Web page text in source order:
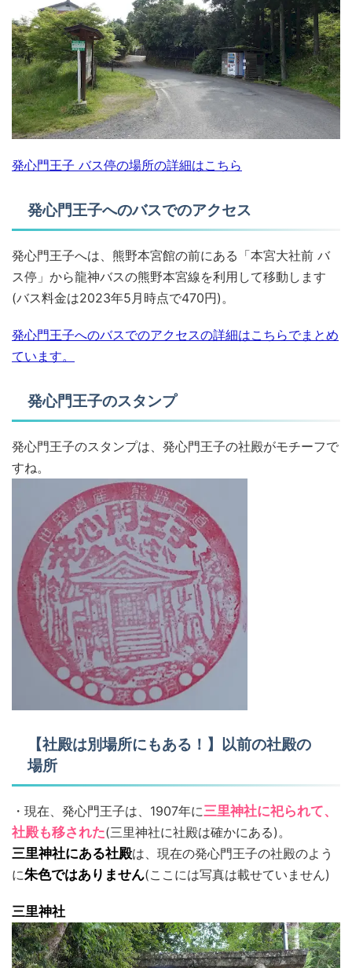
発心門王子 バス停の場所の詳細はこちら
発心門王子へのバスでのアクセス
発心門王子へは、熊野本宮館の前にある「本宮大社前 バ
ス停」から龍神バスの熊野本宮線を利用して移動します
(バス料金は2023年5月時点で470円)。
発心門王子へのバスでのアクセスの詳細はこちらでまとめ
ています。
発心門王子のスタンプ
発心門王子のスタンプは、発心門王子の社殿がモチーフで
すね。
【社殿は別場所にもある！】以前の社殿の
場所
・現在、発心門王子は、1907年に三里神社に祀られて、
社殿も移された(三里神社に社殿は確かにある)。
三里神社にある社殿は、現在の発心門王子の社殿のよう
に朱色ではありません(ここには写真は載せていません)
三里神社